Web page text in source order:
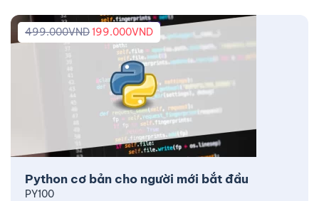
Python cơ bản cho người mới bắt đầu
499.000VND199.000VND
PY100